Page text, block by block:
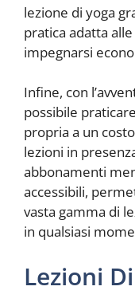
lezione di yoga
pratica adatta
impegnarsi
Infine, con
possibile
propria a un
lezioni in
abbonamenti
accessibili,
vasta gamma di
in qualsiasi
Lezioni